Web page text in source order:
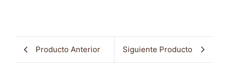
Producto Anterior Siguiente Producto